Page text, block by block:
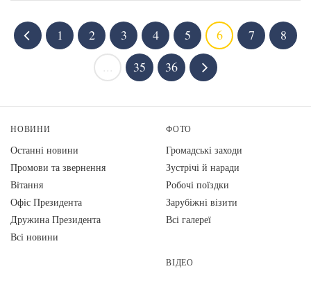
1 2 3 4 5 6 7
8
35 36
НОВИНИ
Останні новини
Промови та звернення
Вiтання
Офіс Президента
Дружина Президента
Всі новини
ФОТО
Громадські заходи
Зустрічі й наради
Робочі поїздки
Зарубіжні візити
Всі галереї
ВІДЕО